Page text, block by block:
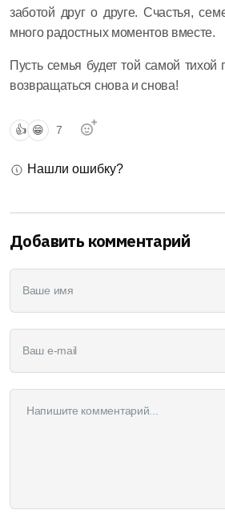
заботой друг о друге. Счастья,
много радостных моментов вместе.
Пусть семья будет той самой тихой
возвращаться снова и снова!
👍 😁 7
Нашли ошибку?
Добавить комментарий